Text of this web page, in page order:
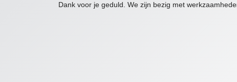
Dank voor je geduld. We zijn bezig met